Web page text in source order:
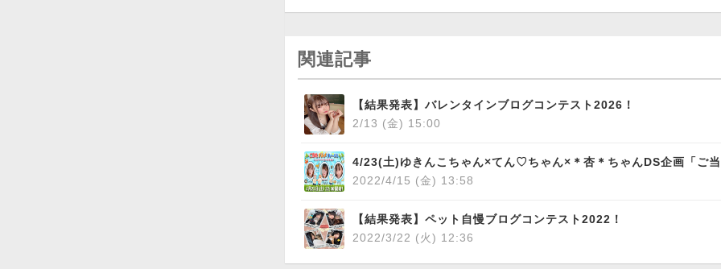
関連記事
【結果発表】バレンタインブログコンテスト2026！
2/13 (金) 15:00
2022/4/15 (金) 13:58
【結果発表】ペット自慢ブログコンテスト2022！
2022/3/22 (火) 12:36